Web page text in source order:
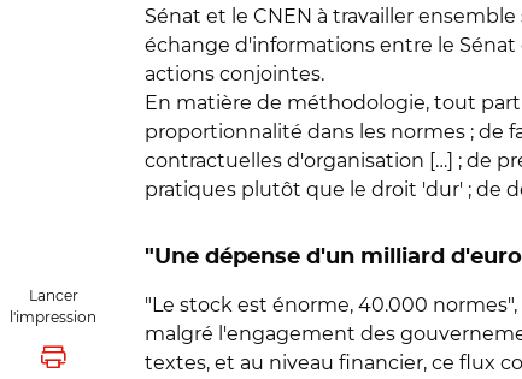
Lancer
l'impression
Lancer l'impression
Sénat et le CNEN à travailler
échange d'informations entre le
actions conjointes.
En matière de méthodologie, tout
proportionnalité dans les normes ; de
contractuelles d'organisation […] ; de
pratiques plutôt que le droit 'dur' ; de
"Une dépense d'un milliard
"Le stock est énorme, 40.000
malgré l'engagement des
textes, et au niveau financier, ce flux